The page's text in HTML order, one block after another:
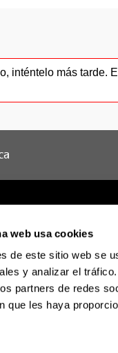
web usa cookies
de este sitio web se
y analizar el
partners de redes
que les haya
inténtelo más tarde.